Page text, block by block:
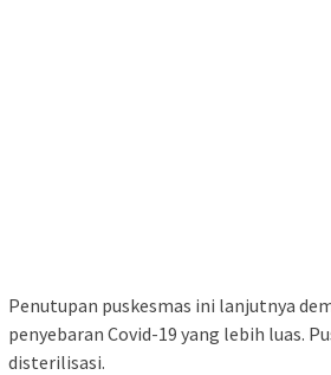
Penutupan puskesmas ini lanjutnya
penyebaran Covid-19 yang lebih luas.
disterilisasi.